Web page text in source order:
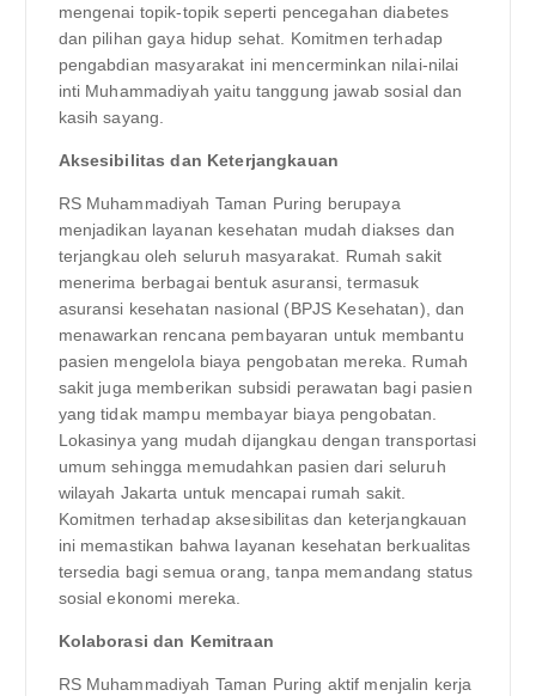
mengenai topik-topik seperti pencegahan diabetes
dan pilihan gaya hidup sehat. Komitmen terhadap
pengabdian masyarakat ini mencerminkan nilai-nilai
inti Muhammadiyah yaitu tanggung jawab sosial dan
kasih sayang.
Aksesibilitas dan Keterjangkauan
RS Muhammadiyah Taman Puring berupaya
menjadikan layanan kesehatan mudah diakses dan
terjangkau oleh seluruh masyarakat. Rumah sakit
menerima berbagai bentuk asuransi, termasuk
asuransi kesehatan nasional (BPJS Kesehatan), dan
menawarkan rencana pembayaran untuk membantu
pasien mengelola biaya pengobatan mereka. Rumah
sakit juga memberikan subsidi perawatan bagi pasien
yang tidak mampu membayar biaya pengobatan.
Lokasinya yang mudah dijangkau dengan transportasi
umum sehingga memudahkan pasien dari seluruh
wilayah Jakarta untuk mencapai rumah sakit.
Komitmen terhadap aksesibilitas dan keterjangkauan
ini memastikan bahwa layanan kesehatan berkualitas
tersedia bagi semua orang, tanpa memandang status
sosial ekonomi mereka.
Kolaborasi dan Kemitraan
RS Muhammadiyah Taman Puring aktif menjalin kerja